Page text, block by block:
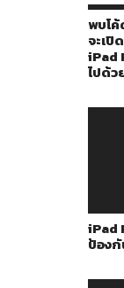
พบโ
จะเปิ
iPad
ไปด้ว
iPad
ป้อง